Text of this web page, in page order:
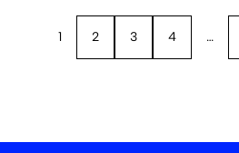
1 2 3 4 …